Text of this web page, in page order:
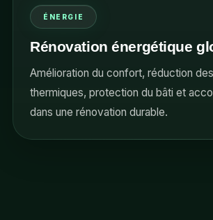
ÉNERGIE
Rénovation énergétique
Amélioration du confort, réduction
thermiques, protection du bâti et
dans une rénovation durable.